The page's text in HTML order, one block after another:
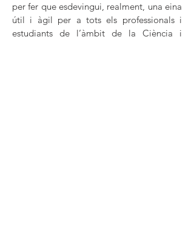
per fer que esdevingui, realment, una eina
útil i àgil per a tots els professionals i
estudiants de l’àmbit de la Ciència i